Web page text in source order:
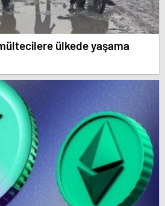
ülkede yaşama